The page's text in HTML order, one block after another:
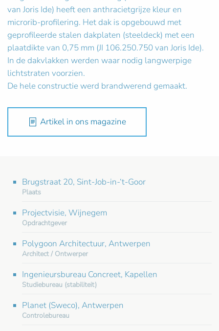
van Joris Ide) heeft een anthracietgrijze kleur en
microrib-profilering. Het dak is opgebouwd met
geprofileerde stalen dakplaten (steeldeck) met een
plaatdikte van 0,75 mm (JI 106.250.750 van Joris Ide).
In de dakvlakken werden waar nodig langwerpige
lichtstraten voorzien.
De hele constructie werd brandwerend gemaakt.
Artikel in ons magazine
Brugstraat 20, Sint-Job-in-‘t-Goor
Plaats
Projectvisie, Wijnegem
Opdrachtgever
Polygoon Architectuur, Antwerpen
Architect / Ontwerper
Ingenieursbureau Concreet, Kapellen
Studiebureau (stabiliteit)
Planet (Sweco), Antwerpen
Controlebureau